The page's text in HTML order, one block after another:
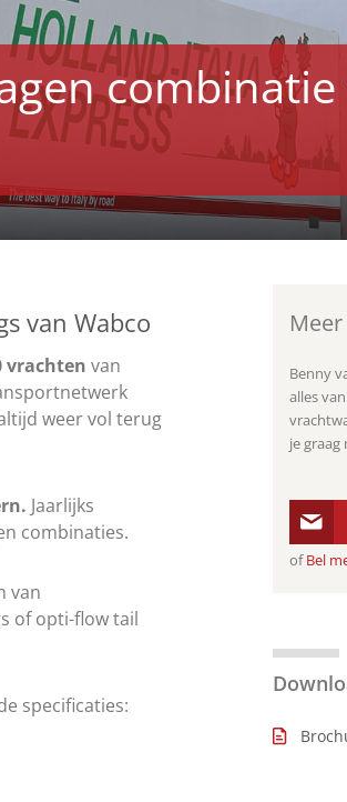
van Wabco
vrachten van
weer vol terug
Jaarlijks
combinaties.
van
of opti-flow tail
specificaties:
Benny
alles
je graag
of Bel